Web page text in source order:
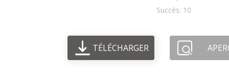
Succès: 10
TÉLÉCHARGER